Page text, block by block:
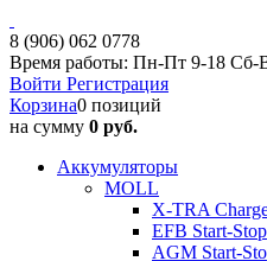
8 (906) 062 0778
Время работы: Пн-Пт 9-18
Войти Регистрация
Корзина0 позиций
на сумму 0 руб.
Аккумуляторы
MOLL
X-TRA
EFB Start-Stop
AGM Start-